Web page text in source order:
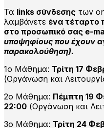
Τα links σύνδεσης των
λαμβάνετε ένα τέταρτο
στο προσωπικό σας e-
υποψηφίους που έχουν
παρακολούθηση).
1ο Μάθημα: Τρίτη 17
(Οργάνωση και
2ο Μάθημα: Πέμπτη 19
22:00 (Οργάνωση και
3ο Μάθημα: Τρίτη 24